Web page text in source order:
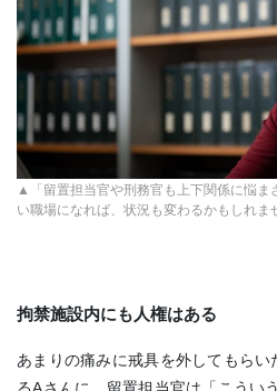
▲「留置担当官や刑務官も上下関係に悩ま
い職場になれば、状況も変わるかもしれま
拘禁施設内にも人権はある
あまりの痛みに戒具を外してもら
るAさんに、留置担当官は「こうい